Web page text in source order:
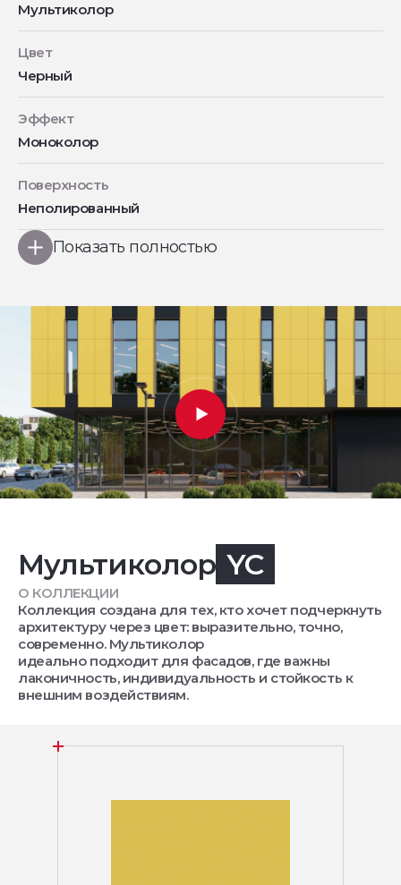
Мультиколор
Цвет
Черный
Эффект
Моноколор
Поверхность
Неполированный
Показать полностью
Мультиколор YC
О КОЛЛЕКЦИИ
Коллекция создана для тех, кто хочет подчеркнуть
архитектуру через цвет: выразительно, точно,
современно. Мультиколор
идеально подходит для фасадов, где важны
лаконичность, индивидуальность и стойкость к
внешним воздействиям.